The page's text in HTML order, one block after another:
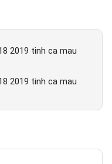
2019 tinh ca mau
2019 tinh ca mau